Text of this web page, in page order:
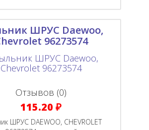
ШРУС Daewoo,
96273574
Отзывов (0)
115.20 ₽
ШРУС DAEWOO, CHEVROLET